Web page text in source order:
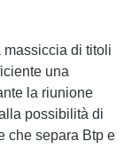
massiccia di titoli
una
la riunione
possibilità di
che separa Btp e